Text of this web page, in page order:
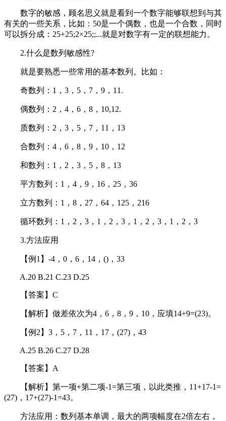
数字的敏感，顾名思义就是看到一个数字能够联想到与其
有关的一些关系，比如：50是一个偶数，也是一个合数，同时
可以拆分成：25+25;2×25;;...就是对数字有一定的联想能力。
2.什么是数列敏感性?
就是要熟悉一些常用的基本数列。比如：
奇数列：1，3，5，7，9，11.
偶数列：2，4，6，8，10,12.
质数列：2，3，5，7，11，13
合数列：4，6，8，9，10，12
和数列：1，2，3，5，8，13
平方数列：1，4，9，16，25，36
立方数列：1，8，27，64，125，216
循环数列：1，2，3，1，2，3，1，2，3，1，2，3
3.方法应用
【例1】-4，0，6，14，()，33
A.20 B.21 C.23 D.25
【答案】C
【解析】做差依次为4，6，8，9，10，应填14+9=(23)。
【例2】3，5，7，11，17，(27)，43
A.25 B.26 C.27 D.28
【答案】A
【解析】第一项+第二项-1=第三项，以此类推，11+17-1=
(27)，17+(27)-1=43。
方法应用：数列基本单调，最大的两项幅度在2倍左右，